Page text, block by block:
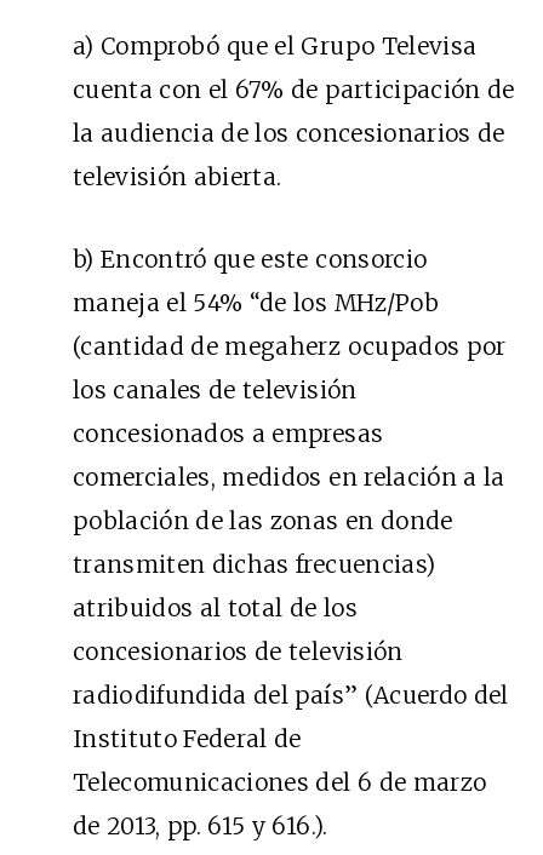
a) Comprobó que el Grupo Televisa
cuenta con el 67% de participación de
la audiencia de los concesionarios de
televisión abierta.
b) Encontró que este consorcio
maneja el 54% “de los MHz/Pob
(cantidad de megaherz ocupados por
los canales de televisión
concesionados a empresas
comerciales, medidos en relación a la
población de las zonas en donde
transmiten dichas frecuencias)
atribuidos al total de los
concesionarios de televisión
radiodifundida del país” (Acuerdo del
Instituto Federal de
Telecomunicaciones del 6 de marzo
de 2013, pp. 615 y 616.).